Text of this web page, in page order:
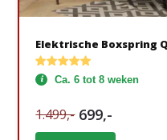
Elektrische Boxspring
Ca. 6 tot 8 weken
1.499,- 699,-